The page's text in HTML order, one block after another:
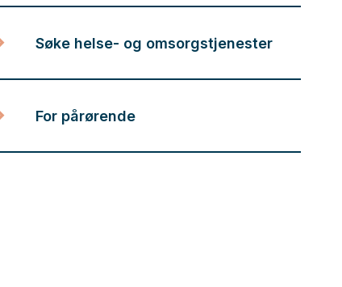
Søke helse- og omsorgstjenester
For pårørende